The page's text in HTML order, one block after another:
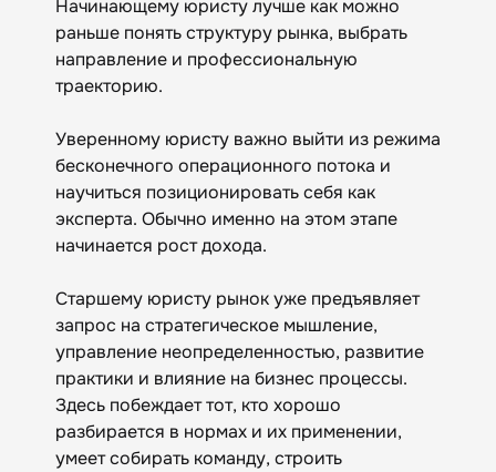
Начинающему юристу лучше как можно
раньше понять структуру рынка, выбрать
направление и профессиональную
траекторию.
Уверенному юристу важно выйти из режима
бесконечного операционного потока и
научиться позиционировать себя как
эксперта. Обычно именно на этом этапе
начинается рост дохода.
Старшему юристу рынок уже предъявляет
запрос на стратегическое мышление,
управление неопределенностью, развитие
практики и влияние на бизнес процессы.
Здесь побеждает тот, кто хорошо
разбирается в нормах и их применении,
умеет собирать команду, строить